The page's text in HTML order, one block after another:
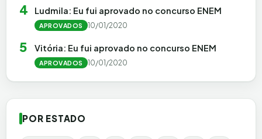
4 Ludmila: Eu fui aprovado no concurso ENEM
APROVADOS 10/01/2020
5 Vitória: Eu fui aprovado no concurso ENEM
APROVADOS 10/01/2020
POR ESTADO